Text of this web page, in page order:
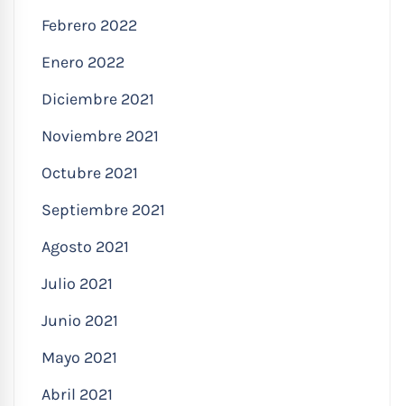
Febrero 2022
Enero 2022
Diciembre 2021
Noviembre 2021
Octubre 2021
Septiembre 2021
Agosto 2021
Julio 2021
Junio 2021
Mayo 2021
Abril 2021